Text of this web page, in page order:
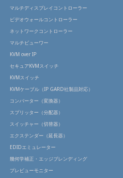
マルチディスプレイコントローラー
ビデオウォールコントローラー
ネットワークコントローラー
マルチビューワー
KVM over IP
セキュアKVMスイッチ
KVMスイッチ
KVMケーブル（IP GARD社製品対応）
コンバーター（変換器）
スプリッター（分配器）
スイッチャー（切替器）
エクステンダー（延長器）
EDIDエミュレーター
幾何学補正・エッジブレンディング
プレビューモニター